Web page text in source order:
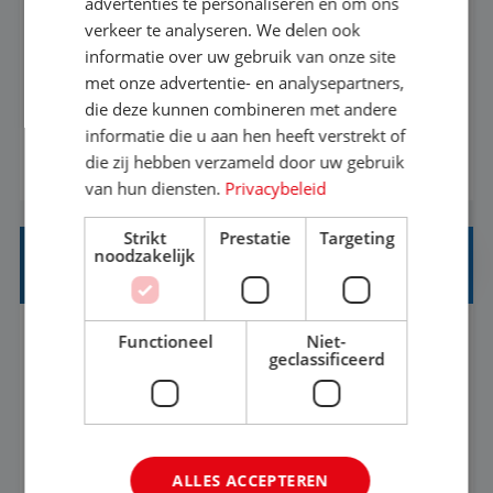
Met jouw ervaring in de reisbranche of
achtergrond in toerisme ben je klaar voor de
volgende stap. Vanaf je stoel reis je de hele
wereld over en speel je moeiteloos in op de
wensen van je team, je klant en wat er in de
reiswereld gebeurt. Met je enthousiasme weet je
klanten te overtuigen om die droomreis te
boeken! ...
BEKIJK VACATURE
REISADVISEUR JUNIOR
Bunschoten-Spakenburg, Utrecht, Nederland
MBO
achtergrond in toerisme ben je klaar voor de
verkeer te analyseren. We delen ook
informatie over uw gebruik van onze site
met onze advertentie- en analysepartners,
die deze kunnen combineren met andere
informatie die u aan hen heeft verstrekt of
die zij hebben verzameld door uw gebruik
van hun diensten. Privacybeleid
Strikt
noodzakelijk
Prestatie Targeting
Functioneel
Niet-
geclassificeerd
ALLES ACCEPTEREN